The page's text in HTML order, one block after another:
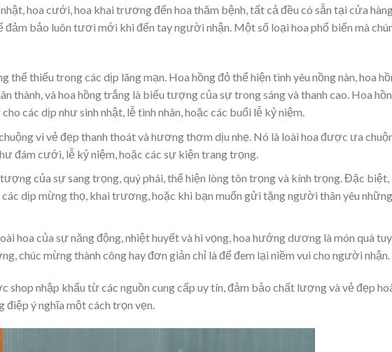
hoa cưới, hoa khai trương đến hoa thăm bệnh, tất cả đều có sẵn tại cửa
bảo luôn tươi mới khi đến tay người nhận. Một số loại hoa phổ biến mà
thể thiếu trong các dịp lãng mạn. Hoa hồng đỏ thể hiện tình yêu nồng nàn, hoa
thành, và hoa hồng trắng là biểu tượng của sự trong sáng và thanh cao. Hoa
các dịp như sinh nhật, lễ tình nhân, hoặc các buổi lễ kỷ niệm.
vì vẻ đẹp thanh thoát và hương thơm dịu nhẹ. Nó là loài hoa được ưa
đám cưới, lễ kỷ niệm, hoặc các sự kiện trang trọng.
của sự sang trọng, quý phái, thể hiện lòng tôn trọng và kính trọng. Đặc biệt,
dịp mừng thọ, khai trương, hoặc khi bạn muốn gửi tặng người thân yêu
hoa của sự năng động, nhiệt huyết và hi vọng, hoa hướng dương là món quà
chúc mừng thành công hay đơn giản chỉ là để đem lại niềm vui cho người nhận.
shop nhập khẩu từ các nguồn cung cấp uy tín, đảm bảo chất lượng và vẻ đẹp
ý nghĩa một cách trọn vẹn.